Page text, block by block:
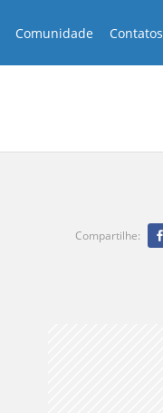
Comunidade Contatos
Compartilhe: